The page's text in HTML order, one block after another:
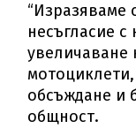
“Изразяваме
несъгласие
увеличаване
обсъждане и
общност.